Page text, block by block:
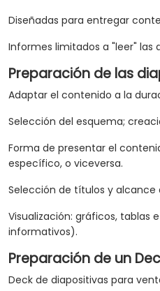
Diseñadas para entregar
Informes limitados a "leer" las
Preparación de las
Adaptar el contenido a la
Selección del esquema;
Forma de presentar el
específico, o viceversa.
Selección de títulos y alcance
Visualización: gráficos, tablas
informativos).
Preparación de un
Deck de diapositivas para